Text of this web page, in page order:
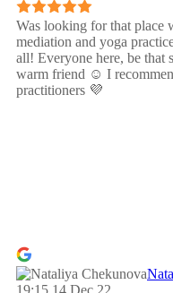
Was looking for that place
mediation and yoga
all! Everyone here, be that
warm friend ☺️ I
practitioners 💜
19:15 14 Dec 22